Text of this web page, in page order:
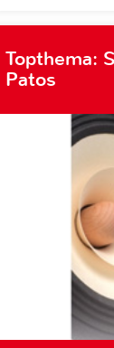
Topthema:
Patos